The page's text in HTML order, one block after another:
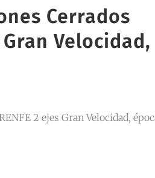
Cerrados
Gran Velocidad,
2 ejes Gran Velocidad,